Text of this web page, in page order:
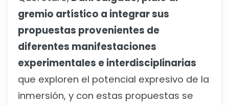
gremio artístico a integrar sus
propuestas provenientes de
diferentes manifestaciones
experimentales e interdisciplinarias
que exploren el potencial expresivo de la
inmersión, y con estas propuestas se